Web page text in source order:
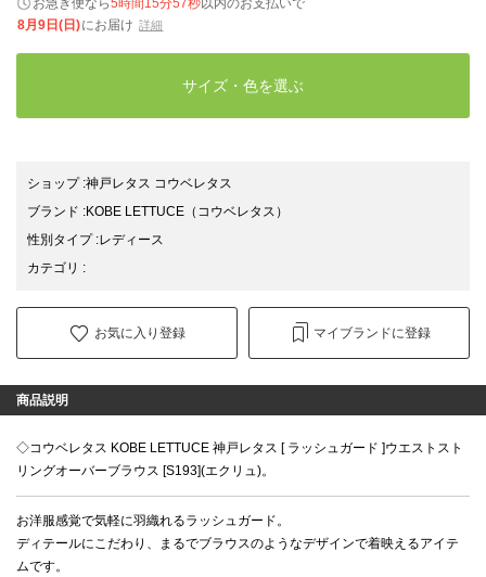
8月9日(日)にお届け 詳細
サイズ・色を選ぶ
ショップ:神戸レタス コウベレタス
ブランド :KOBE LETTUCE （コウベレタス）
性別タイプ:レディース
カテゴリ :
お気に入り登録 マイブランドに登録
商品説明
◇コウベレタス KOBE LETTUCE 神戸レタス [ ラッシュガード ]ウエストスト
リングオーバーブラウス [S193](エクリュ)。
お洋服感覚で気軽に羽織れるラッシュガード。
ディテールにこだわり、まるでブラウスのようなデザインで着映えるアイテ
ムです。